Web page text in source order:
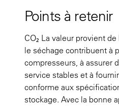
Points à retenir
CO₂ La valeur provient
le séchage contribuent à
compresseurs, à assurer
service stables et à
conforme aux
stockage. Avec la bonne